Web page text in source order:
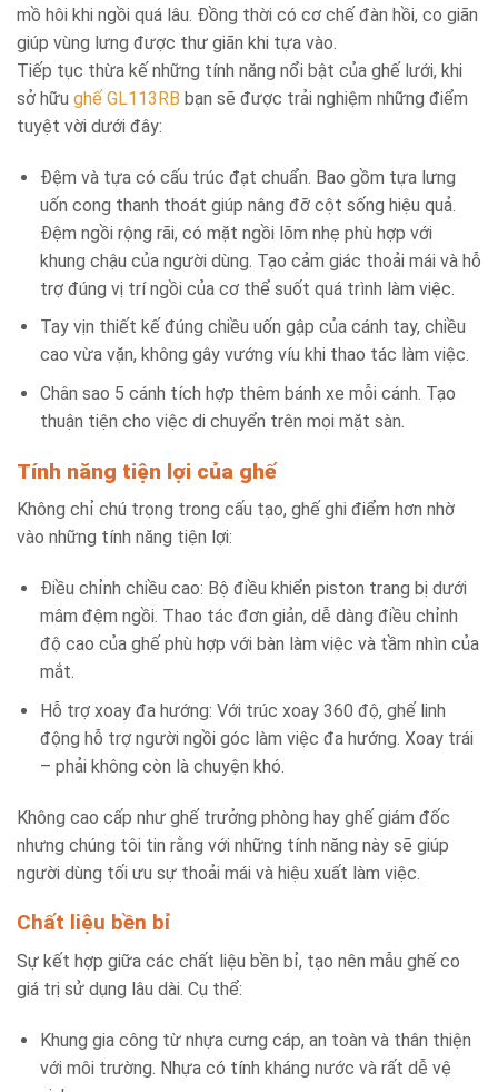
mồ hôi khi ngồi quá lâu. Đồng thời có cơ chế đàn hồi, co giãn
giúp vùng lưng được thư giãn khi tựa vào.
Tiếp tục thừa kế những tính năng nổi bật của ghế lưới, khi
sở hữu ghế GL113RB bạn sẽ được trải nghiệm những điểm
tuyệt vời dưới đây:
Đệm và tựa có cấu trúc đạt chuẩn. Bao gồm tựa lưng
uốn cong thanh thoát giúp nâng đỡ cột sống hiệu quả.
Đệm ngồi rộng rãi, có mặt ngồi lõm nhẹ phù hợp với
khung chậu của người dùng. Tạo cảm giác thoải mái và hỗ
trợ đúng vị trí ngồi của cơ thể suốt quá trình làm việc.
Tay vịn thiết kế đúng chiều uốn gập của cánh tay, chiều
cao vừa vặn, không gây vướng víu khi thao tác làm việc.
Chân sao 5 cánh tích hợp thêm bánh xe mỗi cánh. Tạo
thuận tiện cho việc di chuyển trên mọi mặt sàn.
Tính năng tiện lợi của ghế
Không chỉ chú trọng trong cấu tạo, ghế ghi điểm hơn nhờ
vào những tính năng tiện lợi:
Điều chỉnh chiều cao: Bộ điều khiển piston trang bị dưới
mâm đệm ngồi. Thao tác đơn giản, dễ dàng điều chỉnh
độ cao của ghế phù hợp với bàn làm việc và tầm nhìn của
mắt.
Hỗ trợ xoay đa hướng: Với trúc xoay 360 độ, ghế linh
động hỗ trợ người ngồi góc làm việc đa hướng. Xoay trái
– phải không còn là chuyện khó.
Không cao cấp như ghế trưởng phòng hay ghế giám đốc
nhưng chúng tôi tin rằng với những tính năng này sẽ giúp
người dùng tối ưu sự thoải mái và hiệu xuất làm việc.
Chất liệu bền bỉ
Sự kết hợp giữa các chất liệu bền bỉ, tạo nên mẫu ghế co
giá trị sử dụng lâu dài. Cụ thể:
Khung gia công từ nhựa cưng cáp, an toàn và thân thiện
với môi trường. Nhựa có tính kháng nước và rất dễ vệ